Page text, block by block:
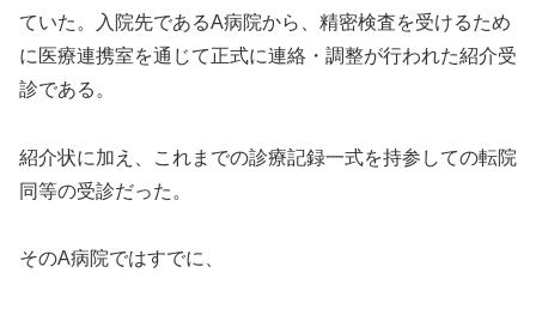
ていた。入院先であるA病院から、精密検査を受けるため
に医療連携室を通じて正式に連絡・調整が行われた紹介受
診である。
紹介状に加え、これまでの診療記録一式を持参しての転院
同等の受診だった。
そのA病院ではすでに、